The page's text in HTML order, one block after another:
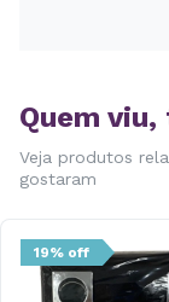
Quem
Veja produtos
gostaram
19% off